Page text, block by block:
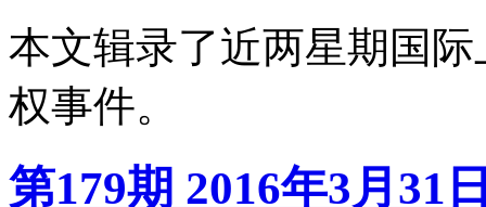
本文辑录了近两星期国
权事件。
第179期 2016年3月31